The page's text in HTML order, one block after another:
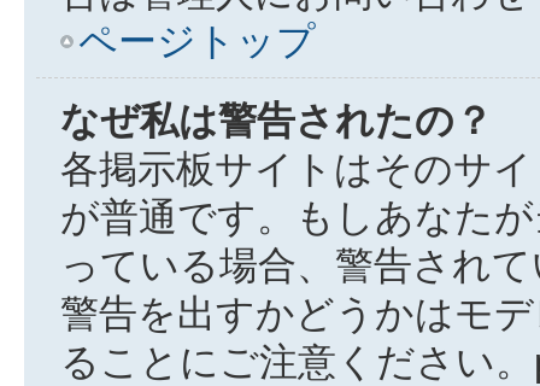
ページトップ
なぜ私は警告されたの？
各掲示板サイトはそのサ
が普通です。もしあなた
っている場合、警告され
警告を出すかどうかはモ
ることにご注意ください